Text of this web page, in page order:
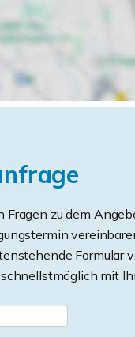
Fragen zu dem
Formular
mit